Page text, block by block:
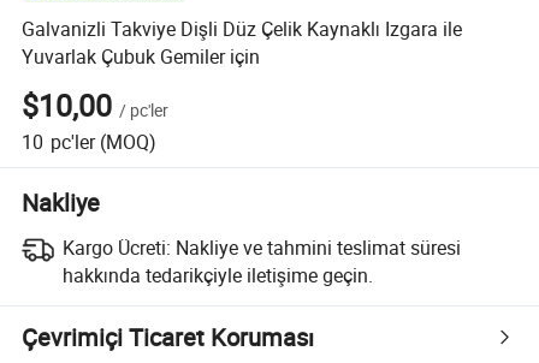
Galvanizli Takviye Dişli Düz Çelik Kaynaklı Izgara ile
Yuvarlak Çubuk Gemiler için
$10,00 / pc'ler
10 pc'ler (MOQ)
Nakliye
Kargo Ücreti: Nakliye ve tahmini teslimat süresi
hakkında tedarikçiyle iletişime geçin.
Çevrimiçi Ticaret Koruması